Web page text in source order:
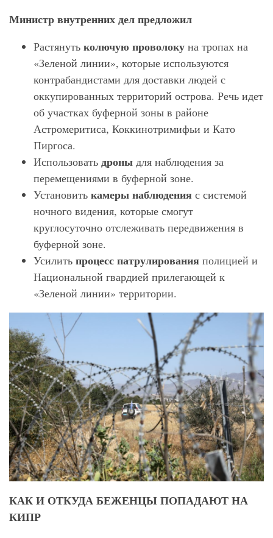
Министр внутренних дел предложил
Растянуть колючую проволоку на тропах на
«Зеленой линии», которые используются
контрабандистами для доставки людей с
оккупированных территорий острова. Речь идет
об участках буферной зоны в районе
Астромеритиса, Коккинотримифьи и Като
Пиргоса.
Использовать дроны для наблюдения за
перемещениями в буферной зоне.
Установить камеры наблюдения с системой
ночного видения, которые смогут
круглосуточно отслеживать передвижения в
буферной зоне.
Усилить процесс патрулирования полицией и
Национальной гвардией прилегающей к
«Зеленой линии» территории.
КАК И ОТКУДА БЕЖЕНЦЫ ПОПАДАЮТ НА
КИПР